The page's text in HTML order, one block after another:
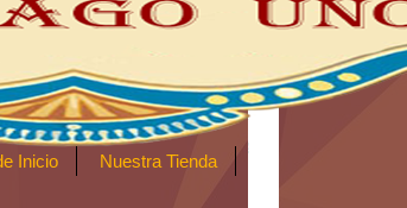
Inicio Nuestra Tienda